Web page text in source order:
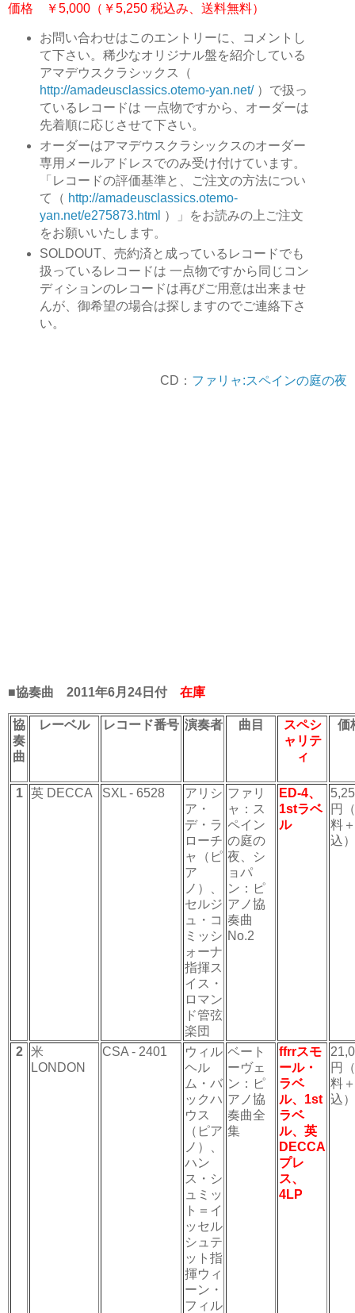
価格 ￥5,000（￥5,250 税込み、送料無料）
お問い合わせはこのエントリーに、コメントし
て下さい。稀少なオリジナル盤を紹介している
アマデウスクラシックス（
http://amadeusclassics.otemo-yan.net/）で扱っ
ているレコードは 一点物ですから、オーダーは
先着順に応じさせて下さい。
オーダーはアマデウスクラシックスのオーダー
専用メールアドレスでのみ受け付けています。
「レコードの評価基準と、ご注文の方法につい
て（ http://amadeusclassics.otemo-
yan.net/e275873.html ）」をお読みの上ご注文
をお願いいたします。
SOLDOUT、売約済と成っているレコードでも
扱っているレコードは 一点物ですから同じコン
ディションのレコードは再びご用意は出来ませ
んが、御希望の場合は探しますのでご連絡下さ
い。
CD： ファリャ:スペインの庭の夜
■協奏曲 2011年6月24日付 在庫
協
奏
曲
レーベル レコード番号 演奏者 曲目
スペシ
ャリテ
ィ
価
1 英 DECCA SXL - 6528
アリシ
ア・
デ・ラ
ローチ
ャ（ピ
ア
ノ）、
セルジ
ュ・コ
ミッシ
ォーナ
指揮ス
イス・
ロマン
ド管弦
楽団
ファリ
ャ：ス
ペイン
の庭の
夜、シ
ョパ
ン：ピ
アノ協
奏曲
No.2
ED-4、
1stラベ
ル
円
料
込）
2
米
LONDON
CSA - 2401
ウィル
ヘル
ム・バ
ックハ
ウス
（ピア
ノ）、
ハン
ス・シ
ュミッ
ト＝イ
ッセル
シュテ
ット指
揮ウィ
ーン・
フィル
ベート
ーヴェ
ン：ピ
アノ協
奏曲全
集
ffrrスモ
ール・
ラベ
ル、1st
ラベ
ル、英
DECCA
プレ
ス、
4LP
円
料
込）